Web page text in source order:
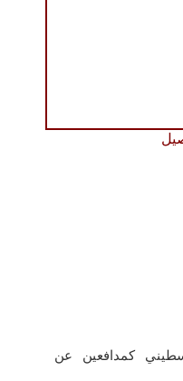
كمدافعين عن